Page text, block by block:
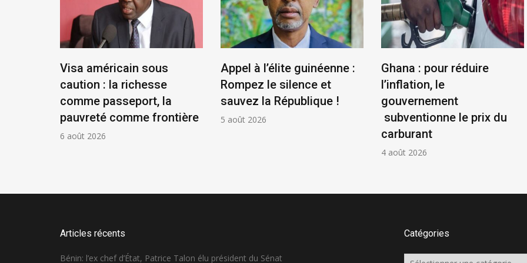
Visa américain sous
caution : la richesse
comme passeport, la
pauvreté comme frontière
6 août 2026
Appel à l’élite guinéenne :
Rompez le silence et
sauvez la République !
5 août 2026
Ghana : pour réduire
l’inflation, le
gouvernement
subventionne le prix du
carburant
4 août 2026
Articles récents
Bénin: l’ex chef d’État, Patrice Talon élu président du Sénat
Catégories
Catégories